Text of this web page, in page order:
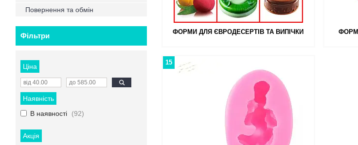
ФОРМИ ДЛЯ ЄВРОДЕСЕРТІВ ТА ВИПІЧКИ
15
Повернення та обмін
Фільтри
Ціна
Наявність
В наявності
92
Акція